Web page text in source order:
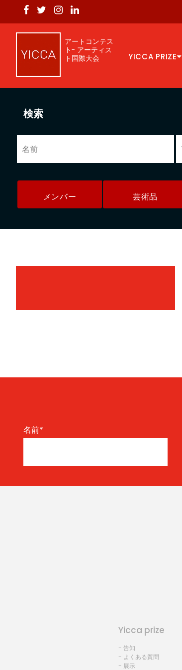
アートコンテス
ト- アーティス
ト国際大会
YICCA PRIZE
検索
メンバー 芸術品
名前*
Yicca prize
- 告知
- よくある質問
- 展示